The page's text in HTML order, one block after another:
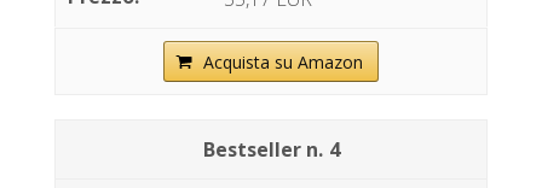
Acquista su Amazon
4